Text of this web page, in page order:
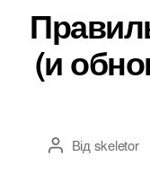
(и
Автор
Від skeletor